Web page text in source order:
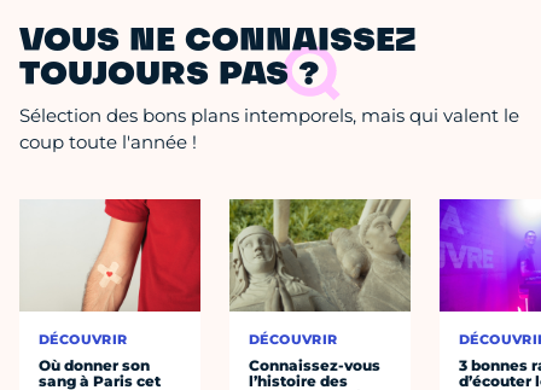
VOUS NE CONNAISSEZ
TOUJOURS PAS ?
Sélection des bons plans intemporels, mais qui valent le
coup toute l'année !
DÉCOUVRIR
Où donner son
sang à Paris cet
DÉCOUVRIR
Connaissez-vous
l’histoire des
3 bonnes
d’écouter